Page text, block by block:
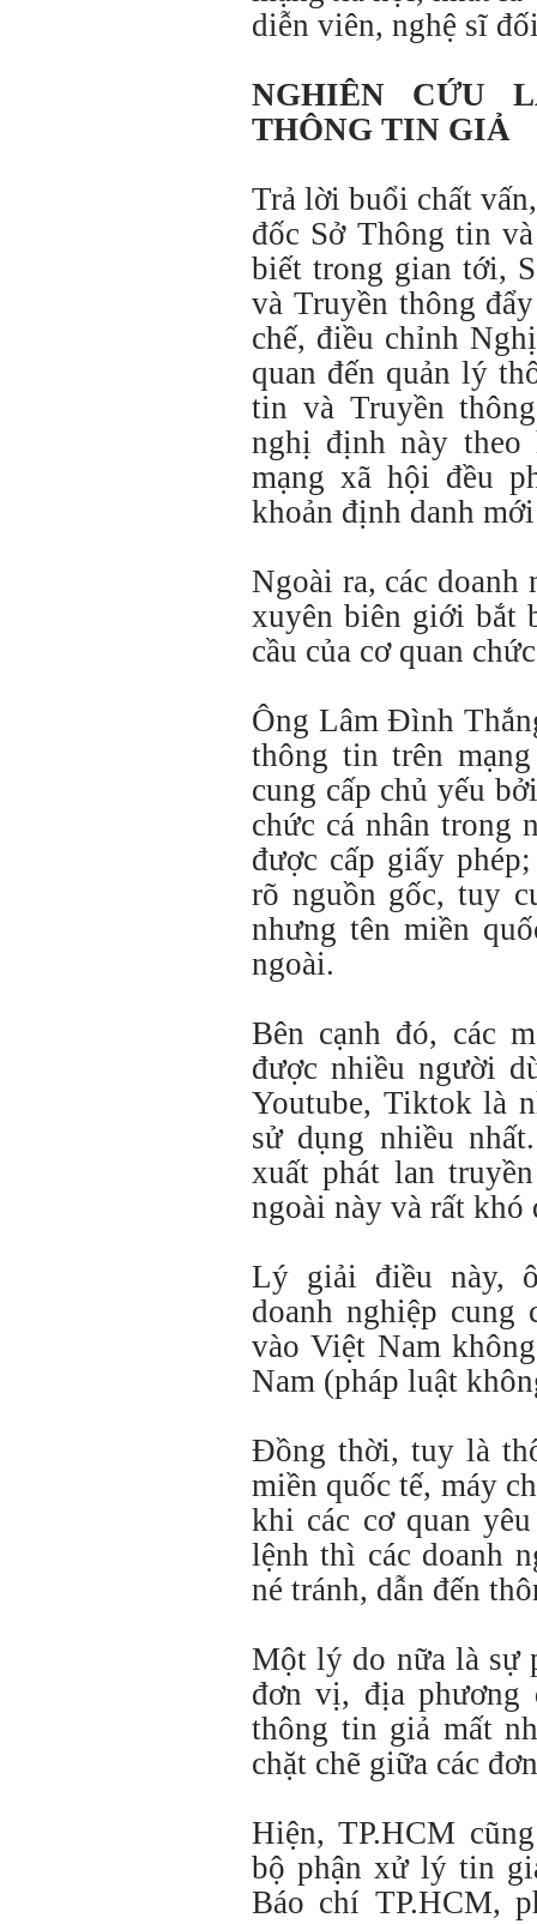
diễn viên, nghệ sĩ
NGHIÊN CỨU
THÔNG TIN GIẢ
Trả lời buổi chất
đốc Sở Thông tin
biết trong gian tới,
và Truyền thông
chế, điều chỉnh
quan đến quản lý
tin và Truyền
nghị định này theo
mạng xã hội đều
khoản định danh
Ngoài ra, các doanh
xuyên biên giới bắt
cầu của cơ quan
Ông Lâm Đình
thông tin trên
cung cấp chủ yếu
chức cá nhân trong
được cấp giấy
rõ nguồn gốc, tuy
nhưng tên miền
ngoài.
Bên cạnh đó, các
được nhiều người
Youtube, Tiktok là
sử dụng nhiều
xuất phát lan
ngoài này và rất khó
Lý giải điều này,
doanh nghiệp
vào Việt Nam
Nam (pháp luật
Đồng thời, tuy là
miền quốc tế, máy
khi các cơ quan
lệnh thì các doanh
né tránh, dẫn đến
Một lý do nữa là sự
đơn vị, địa
thông tin giả mất
chặt chẽ giữa các
Hiện, TP.HCM
bộ phận xử lý tin
Báo chí TP.HCM,